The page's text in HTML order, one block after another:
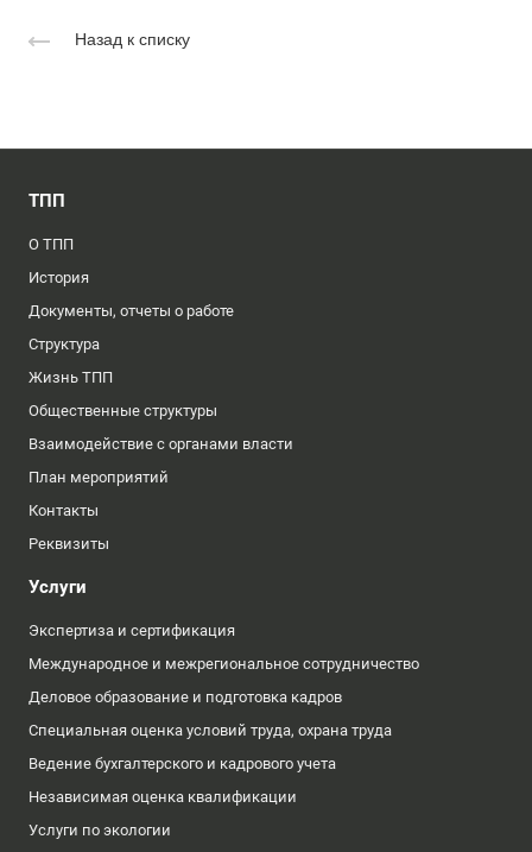
Назад к списку
ТПП
О ТПП
История
Документы, отчеты о работе
Структура
Жизнь ТПП
Общественные структуры
Взаимодействие с органами власти
План мероприятий
Контакты
Реквизиты
Услуги
Экспертиза и сертификация
Международное и межрегиональное сотрудничество
Деловое образование и подготовка кадров
Специальная оценка условий труда, охрана труда
Ведение бухгалтерского и кадрового учета
Независимая оценка квалификации
Услуги по экологии